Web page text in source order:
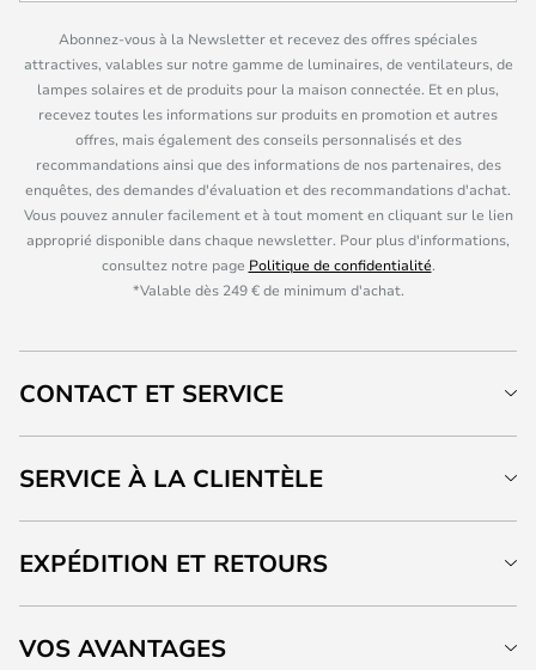
Abonnez-vous à la Newsletter et recevez des offres spéciales
attractives, valables sur notre gamme de luminaires, de ventilateurs, de
lampes solaires et de produits pour la maison connectée. Et en plus,
recevez toutes les informations sur produits en promotion et autres
offres, mais également des conseils personnalisés et des
recommandations ainsi que des informations de nos partenaires, des
enquêtes, des demandes d'évaluation et des recommandations d'achat.
Vous pouvez annuler facilement et à tout moment en cliquant sur le lien
approprié disponible dans chaque newsletter. Pour plus d'informations,
consultez notre page Politique de confidentialité.
*Valable dès 249 € de minimum d'achat.
CONTACT ET SERVICE
SERVICE À LA CLIENTÈLE
EXPÉDITION ET RETOURS
VOS AVANTAGES